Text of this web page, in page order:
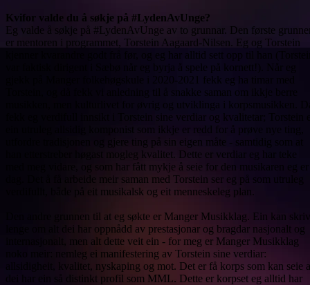
Kvifor valde du å søkje på #LydenAvUnge?
Eg valde å søkje på #LydenAvUnge av to grunnar. Den første
er mentoren i programmet, Torstein Aagaard-Nilsen. Eg og Torstein
kjenner kvarandre godt frå før, og eg har alltid sett opp til han
var faktisk dirigent i Sæbø når eg byrja å spele på kornett!). Når eg
gjekk på Manger folkehøgskule i 2020-2021 fekk eg ha timar med
Torstein, og då fekk vi anledning til å snakke saman om ikkje berre
musikken, men kulturlivet for øvrig og utviklinga i korpsmusikken.
fekk eg verdifull innsikt i Torstein sine verdiar og kvalitetar; Torstein
ein utruleg allsidig komponist som ikkje er redd for å prøve nye ting,
utfordre tradisjonen og gjere ting på sin eigen måte - samtidig som at
han etterstreber høgast mogleg kvalitet. Dette er verdiar eg har teke
med meg vidare, og som har fått mykje å seie for den musikaren eg
dag. Det å få arbeide meir saman med Torstein ser eg på som utruleg
verdifullt, både på eit musikalsk og eit menneskeleg plan.
Den andre grunnen til at eg søkte er Manger Musikklag. Ein kan
lenge om alt dei har oppnådd av prestasjonar og bragdar nasjonalt og
internasjonalt, men alt dette veit ein - for meg er Manger Musikklag
noko meir: nemleg ei manifestering av Torstein sine verdiar:
allsidigheit, kvalitet, nyskaping og mot. Det er få korps som kan seie
dei har ein så distinkt profil som MML. Dette er korpset eg alltid har